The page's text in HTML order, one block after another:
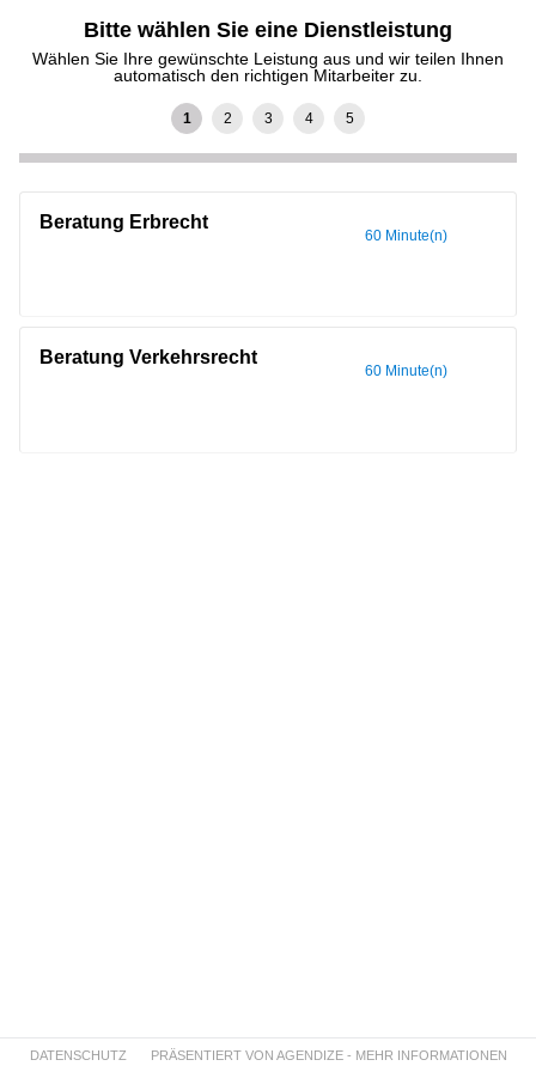
Bitte wählen Sie eine Dienstleistung
Wählen Sie Ihre gewünschte Leistung aus und wir teilen Ihnen
automatisch den richtigen Mitarbeiter zu.
Beratung Erbrecht
60 Minute(n)
Beratung Verkehrsrecht
60 Minute(n)
DATENSCHUTZ PRÄSENTIERT VON AGENDIZE - MEHR INFORMATIONEN